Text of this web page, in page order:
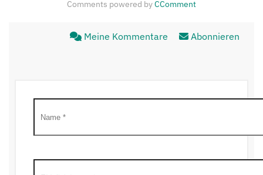
Comments powered byCComment
Meine Kommentare Abonnieren